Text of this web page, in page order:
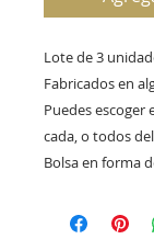
Lote de 3
Fabricados en
Puedes escoger
cada, o todos
Bolsa en forma